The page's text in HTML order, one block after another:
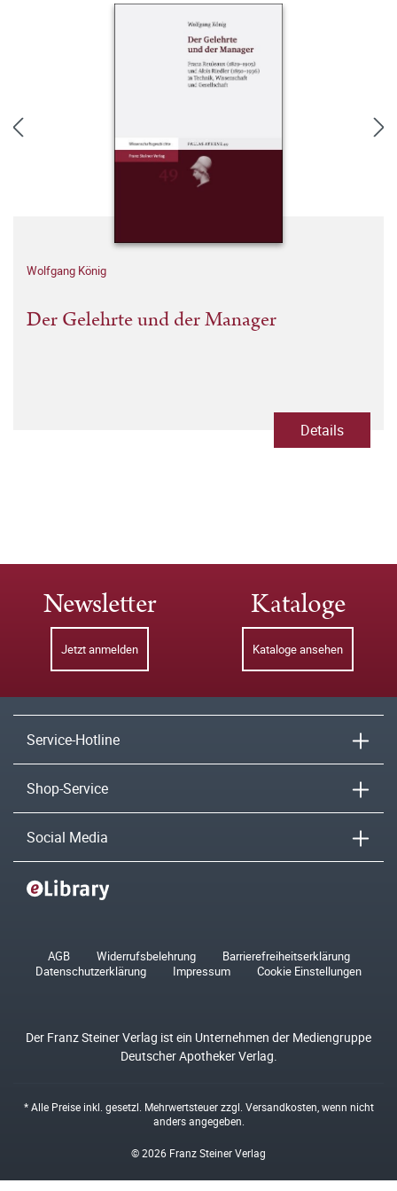
Wolfgang König
Der Gelehrte und der Manager
Details
Newsletter
Jetzt anmelden
Kataloge
Kataloge ansehen
Service-Hotline
Shop-Service
Social Media
AGB Widerrufsbelehrung
Barrierefreiheitserklärung
Datenschutzerklärung
Impressum Cookie Einstellungen
Der Franz Steiner Verlag ist ein Unternehmen der Mediengruppe
Deutscher Apotheker Verlag.
* Alle Preise inkl. gesetzl. Mehrwertsteuer zzgl. Versandkosten , wenn nicht
anders angegeben.
© 2026 Franz Steiner Verlag